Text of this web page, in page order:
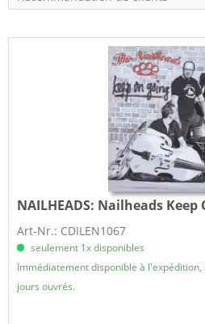
NAILHEADS: Nailheads Keep
Art-Nr.: CDILEN1067
seulement 1x disponibles
Immédiatement disponible à
jours ouvrés.